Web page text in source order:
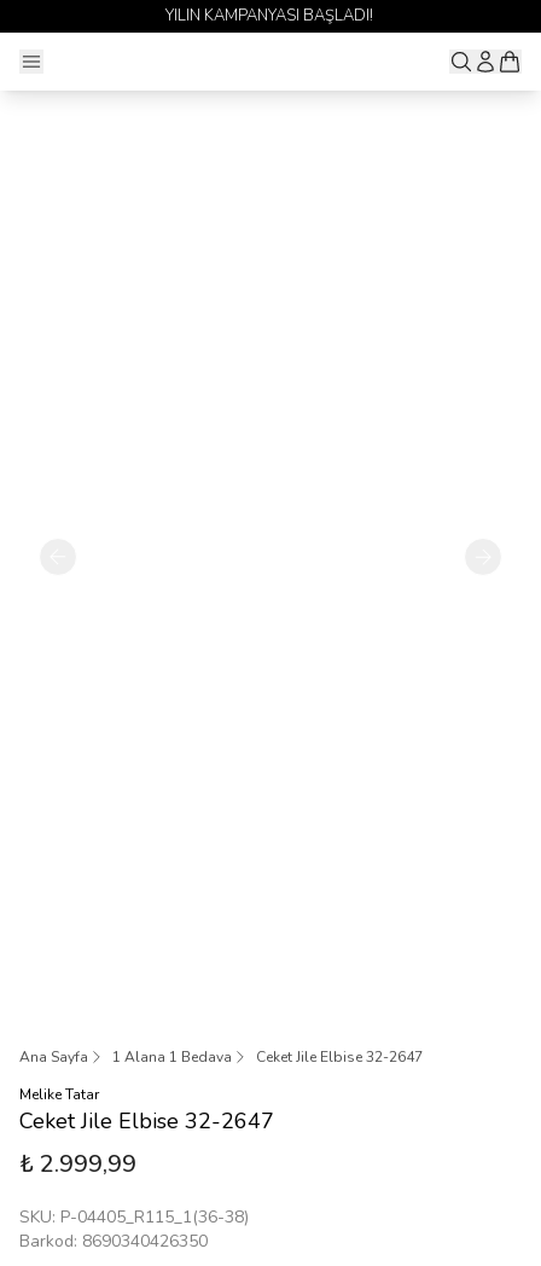
YILIN KAMPANYASI BAŞLADI!
Ana Sayfa 1 Alana 1 Bedava
Ceket Jile Elbise 32-2647
Melike Tatar
Ceket Jile Elbise 32-2647
₺ 2.999,99
SKU: P-04405_R115_1(36-38)
Barkod: 8690340426350